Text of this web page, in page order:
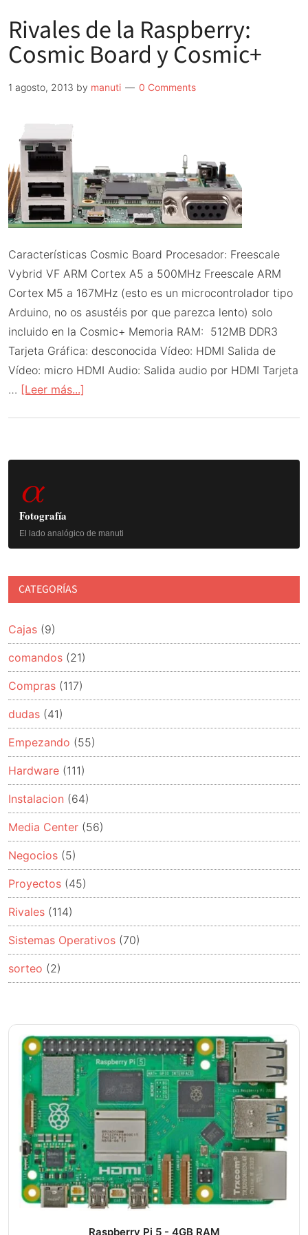
Rivales de la Raspberry:
Cosmic Board y Cosmic+
1 agosto, 2013 by manuti 0 Comments
Características Cosmic Board Procesador: Freescale
Vybrid VF ARM Cortex A5 a 500MHz Freescale ARM
Cortex M5 a 167MHz (esto es un microcontrolador tipo
Arduino, no os asustéis por que parezca lento) solo
incluido en la Cosmic+ Memoria RAM: 512MB DDR3
Tarjeta Gráfica: desconocida Vídeo: HDMI Salida de
Vídeo: micro HDMI Audio: Salida audio por HDMI Tarjeta
… [Leer más...]
Barra
lateral
principal
α
Fotografía
El lado analógico de manuti
CATEGORÍAS
Cajas (9)
comandos (21)
Compras (117)
dudas (41)
Empezando (55)
Hardware (111)
Instalacion (64)
Media Center (56)
Negocios (5)
Proyectos (45)
Rivales (114)
Sistemas Operativos (70)
sorteo (2)
Raspberry Pi 5 - 4GB RAM